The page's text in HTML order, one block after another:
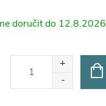
12.8.2026